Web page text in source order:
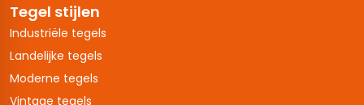
Tegel stijlen
Industriële tegels
Landelijke tegels
Moderne tegels
Vintage tegels